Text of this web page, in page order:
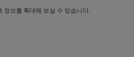
정보를 확대해 보실 수 있습니다.